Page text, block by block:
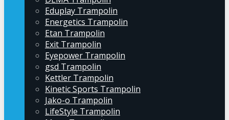
Eduplay Trampolin
Energetics Trampolin
Etan Trampolin
Exit Trampolin
Eyepower Trampolin
gsd Trampolin
Kettler Trampolin
Kinetic Sports Trampolin
Jako-o Trampolin
LifeStyle Trampolin